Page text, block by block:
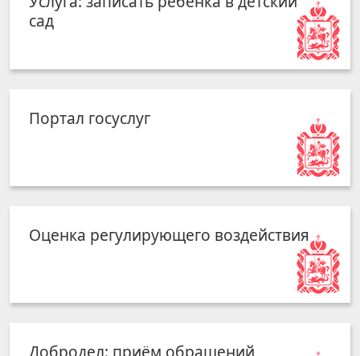
сад
Портал госуслуг
Оценка регулирующего воздействия
Добродел: приём обращений